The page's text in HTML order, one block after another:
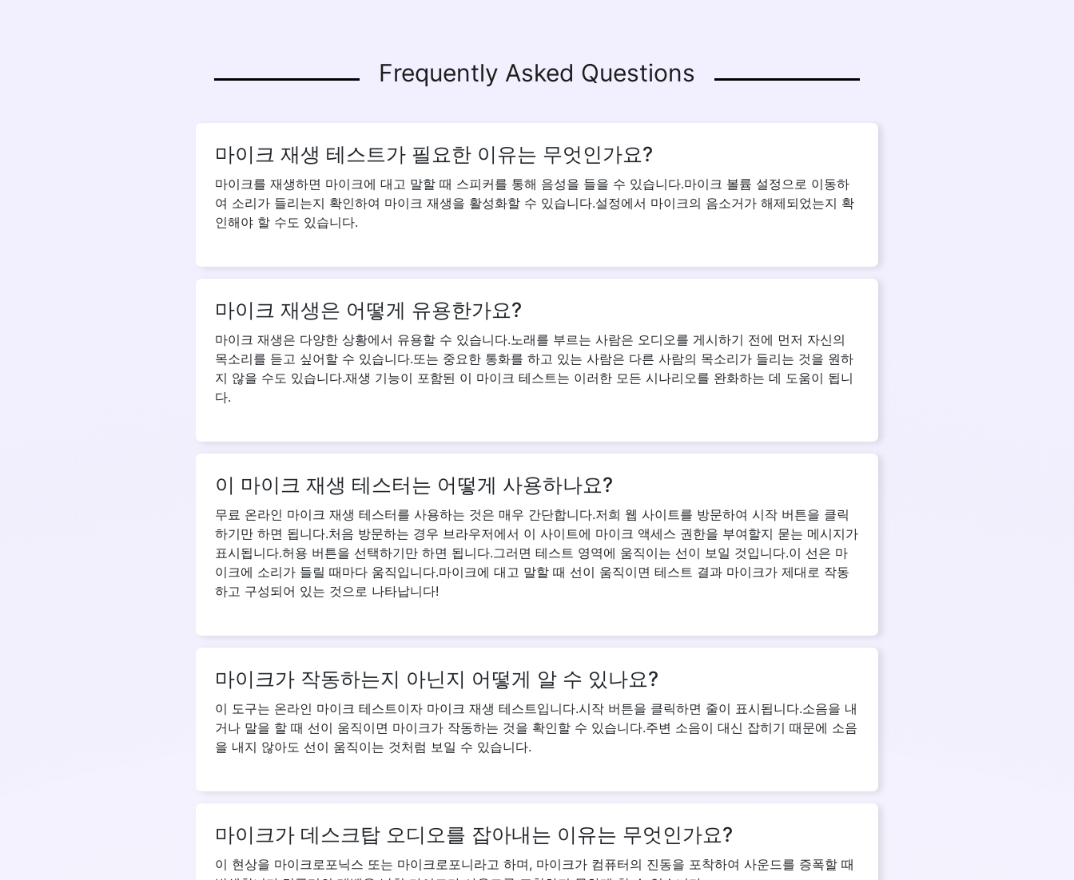
Frequently Asked Questions
마이크 재생 테스트가 필요한 이유는 무엇인가요?
마이크를 재생하면 마이크에 대고 말할 때 스피커를 통해 음성을 들을 수 있습니다.마이크 볼륨 설정으로 이동하
여 소리가 들리는지 확인하여 마이크 재생을 활성화할 수 있습니다.설정에서 마이크의 음소거가 해제되었는지 확
인해야 할 수도 있습니다.
마이크 재생은 어떻게 유용한가요?
마이크 재생은 다양한 상황에서 유용할 수 있습니다.노래를 부르는 사람은 오디오를 게시하기 전에 먼저 자신의
목소리를 듣고 싶어할 수 있습니다.또는 중요한 통화를 하고 있는 사람은 다른 사람의 목소리가 들리는 것을 원하
지 않을 수도 있습니다.재생 기능이 포함된 이 마이크 테스트는 이러한 모든 시나리오를 완화하는 데 도움이 됩니
다.
이 마이크 재생 테스터는 어떻게 사용하나요?
무료 온라인 마이크 재생 테스터를 사용하는 것은 매우 간단합니다.저희 웹 사이트를 방문하여 시작 버튼을 클릭
하기만 하면 됩니다.처음 방문하는 경우 브라우저에서 이 사이트에 마이크 액세스 권한을 부여할지 묻는 메시지가
표시됩니다.허용 버튼을 선택하기만 하면 됩니다.그러면 테스트 영역에 움직이는 선이 보일 것입니다.이 선은 마
이크에 소리가 들릴 때마다 움직입니다.마이크에 대고 말할 때 선이 움직이면 테스트 결과 마이크가 제대로 작동
하고 구성되어 있는 것으로 나타납니다!
마이크가 작동하는지 아닌지 어떻게 알 수 있나요?
이 도구는 온라인 마이크 테스트이자 마이크 재생 테스트입니다.시작 버튼을 클릭하면 줄이 표시됩니다.소음을 내
거나 말을 할 때 선이 움직이면 마이크가 작동하는 것을 확인할 수 있습니다.주변 소음이 대신 잡히기 때문에 소음
을 내지 않아도 선이 움직이는 것처럼 보일 수 있습니다.
마이크가 데스크탑 오디오를 잡아내는 이유는 무엇인가요?
이 현상을 마이크로포닉스 또는 마이크로포니라고 하며, 마이크가 컴퓨터의 진동을 포착하여 사운드를 증폭할 때